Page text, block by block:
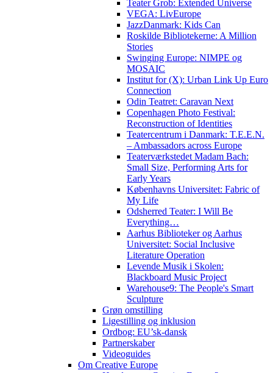
Teater Grob: Extended Universe
VEGA: LivEurope
JazzDanmark: Kids Can
Roskilde Bibliotekerne: A Million
Stories
Swinging Europe: NIMPE og
MOSAIC
Institut for (X): Urban Link Up Euro
Connection
Odin Teatret: Caravan Next
Copenhagen Photo Festival:
Reconstruction of Identities
Teatercentrum i Danmark: T.E.E.N.
– Ambassadors across Europe
Teaterværkstedet Madam Bach:
Small Size, Performing Arts for
Early Years
Københavns Universitet: Fabric of
My Life
Odsherred Teater: I Will Be
Everything…
Aarhus Biblioteker og Aarhus
Universitet: Social Inclusive
Literature Operation
Levende Musik i Skolen:
Blackboard Music Project
Warehouse9: The People's Smart
Sculpture
Grøn omstilling
Ligestilling og inklusion
Ordbog: EU’sk-dansk
Partnerskaber
Videoguides
Om Creative Europe